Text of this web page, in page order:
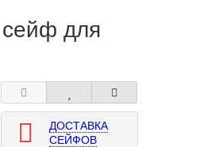
для
ДОСТАВКА
СЕЙФОВ